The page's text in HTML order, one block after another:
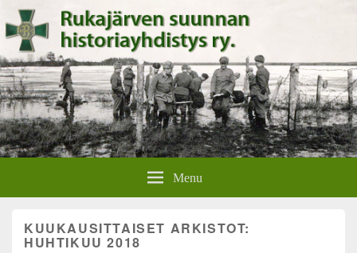
Rukajärven suunnan
historiayhdistys
Menu
KUUKAUSITTAISET ARKISTOT:
HUHTIKUU 2018